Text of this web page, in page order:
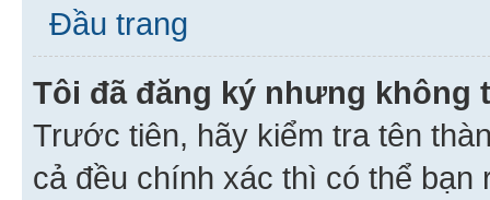
Đầu trang
Tôi đã đăng ký nhưng không
Trước tiên, hãy kiểm tra tên
cả đều chính xác thì có thể